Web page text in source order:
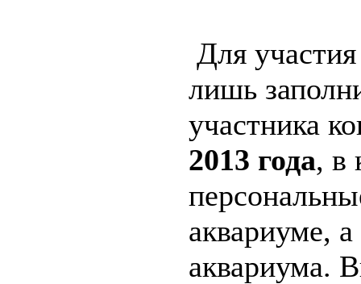
Для
лишь
участника
2013 года, в
аквариуме,
аквариума.